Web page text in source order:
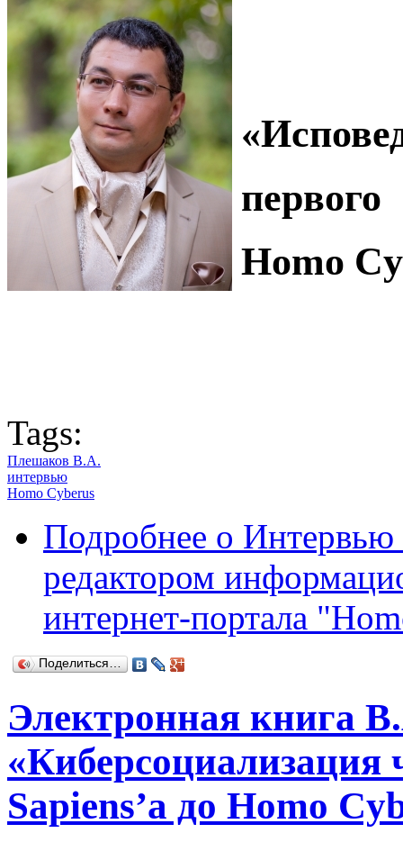
первого
Homo
Tags:
Плешаков В.А.
интервью
Homo Cyberus
Подробнее о
редактором
интернет-портала
Поделиться…
Электронная книга
«Киберсоциализация
Sapiens’а до Homo